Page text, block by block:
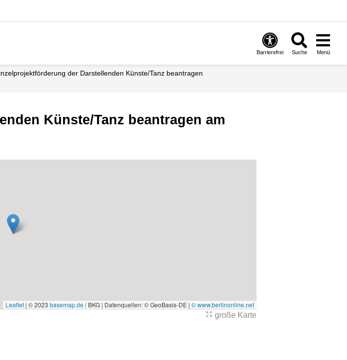
Barrierefrei Suche Menü
Einzelprojektförderung der Darstellenden Künste/Tanz beantragen
Künste/Tanz beantragen am
Leaflet | © 2023 basemap.de/ BKG | Datenquellen: © GeoBasis-DE | © www.berlinonline.net
große Karte